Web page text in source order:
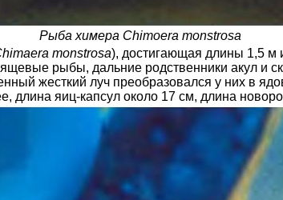
Рыба химера Chimoera monstrosa
monstrosa), достигающая длины 1,5 м
рыбы, дальние родственники акул и
жесткий луч преобразовался у них в
длина яиц-капсул около 17 см, длина